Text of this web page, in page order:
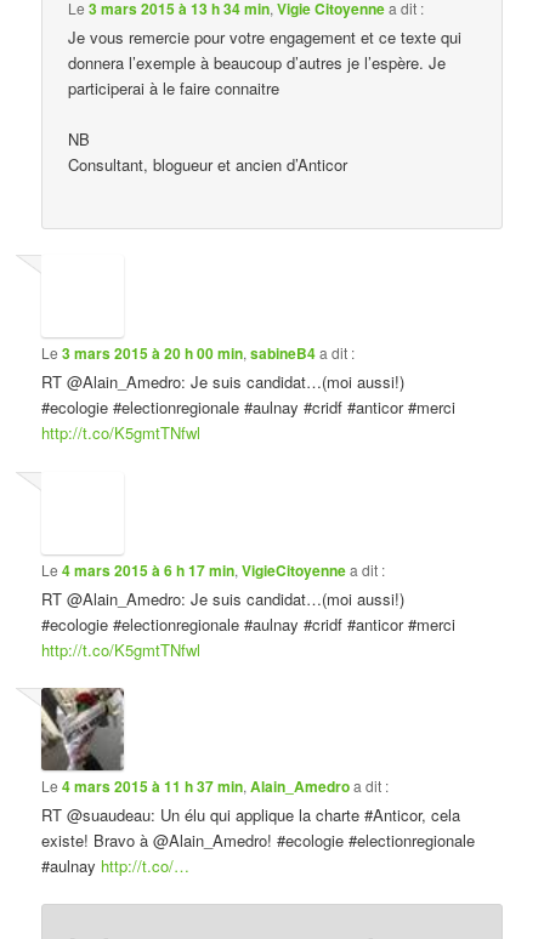
Le3 mars 2015 à 13 h 34 min,Vigie Citoyennea dit :
Je vous remercie pour votre engagement et ce texte qui
donnera l’exemple à beaucoup d’autres je l’espère. Je
participerai à le faire connaitre
NB
Consultant, blogueur et ancien d’Anticor
Le3 mars 2015 à 20 h 00 min,sabineB4a dit :
RT @Alain_Amedro: Je suis candidat…(moi aussi!)
#ecologie #electionregionale #aulnay #cridf #anticor #merci
http://t.co/K5gmtTNfwl
Le4 mars 2015 à 6 h 17 min,VigieCitoyennea dit :
RT @Alain_Amedro: Je suis candidat…(moi aussi!)
#ecologie #electionregionale #aulnay #cridf #anticor #merci
http://t.co/K5gmtTNfwl
Le4 mars 2015 à 11 h 37 min,Alain_Amedroa dit :
RT @suaudeau: Un élu qui applique la charte #Anticor, cela
existe! Bravo à @Alain_Amedro! #ecologie #electionregionale
#aulnay http://t.co/…